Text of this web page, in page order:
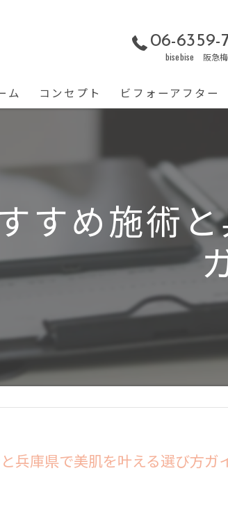
06-6359-
bisebise 阪急
ム コンセプト ビフォーアフター
すめ施術
兵庫県で美肌を叶える選び方ガ